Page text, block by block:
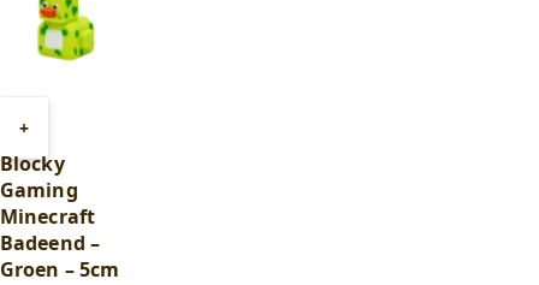
+
winkelwagen
Blocky
Gaming
Minecraft
Badeend –
Groen – 5cm